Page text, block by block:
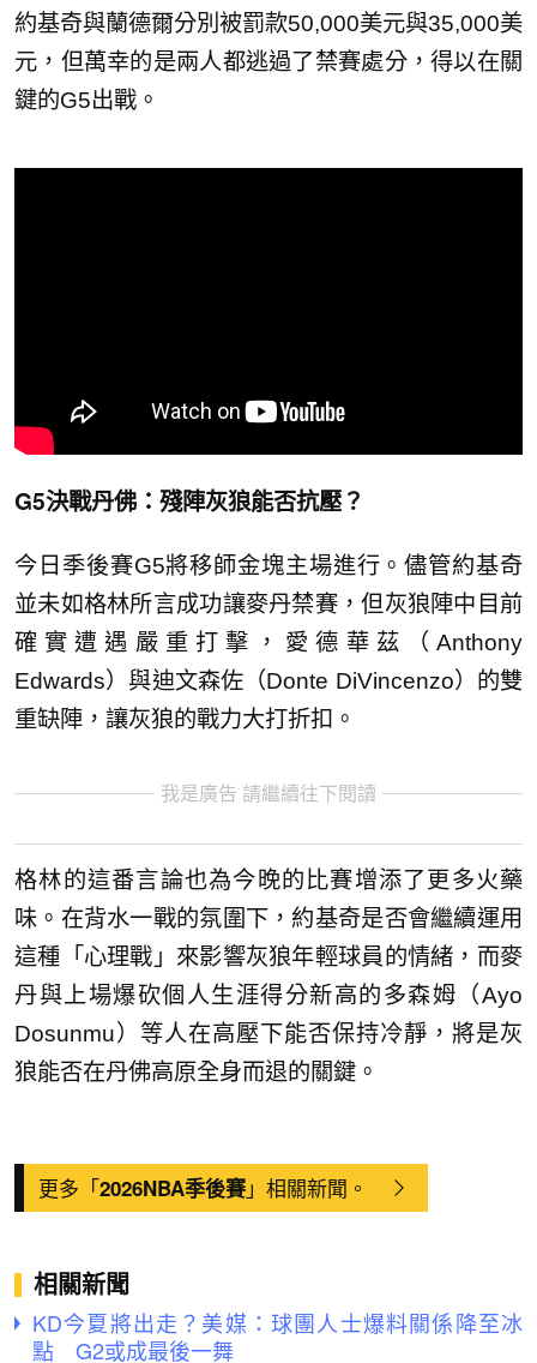
約基奇與蘭德爾分別被罰款50,000美元與35,000美
元，但萬幸的是兩人都逃過了禁賽處分，得以在關
鍵的G5出戰。
G5決戰丹佛：殘陣灰狼能否抗壓？
今日季後賽G5將移師金塊主場進行。儘管約基奇
並未如格林所言成功讓麥丹禁賽，但灰狼陣中目前
確實遭遇嚴重打擊，愛德華茲（Anthony
Edwards）與迪文森佐（Donte DiVincenzo）的雙
重缺陣，讓灰狼的戰力大打折扣。
我是廣告 請繼續往下閱讀
格林的這番言論也為今晚的比賽增添了更多火藥
味。在背水一戰的氛圍下，約基奇是否會繼續運用
這種「心理戰」來影響灰狼年輕球員的情緒，而麥
丹與上場爆砍個人生涯得分新高的多森姆（Ayo
Dosunmu）等人在高壓下能否保持冷靜，將是灰
狼能否在丹佛高原全身而退的關鍵。
更多「2026NBA季後賽」相關新聞。
相關新聞
KD今夏將出走？美媒：球團人士爆料關係降至冰
點 G2或成最後一舞